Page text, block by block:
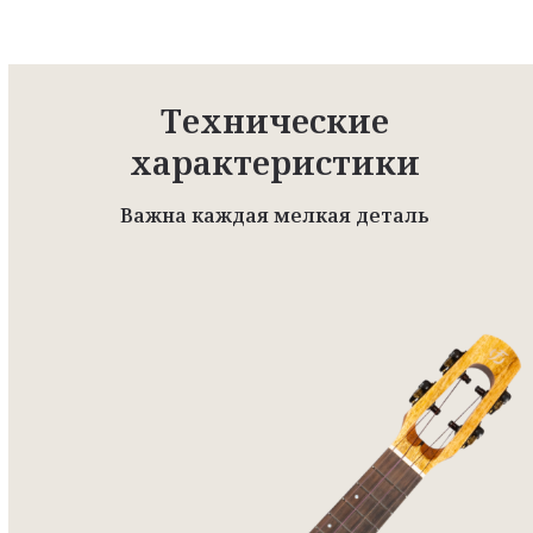
Технические
характеристики
Важна каждая мелкая деталь